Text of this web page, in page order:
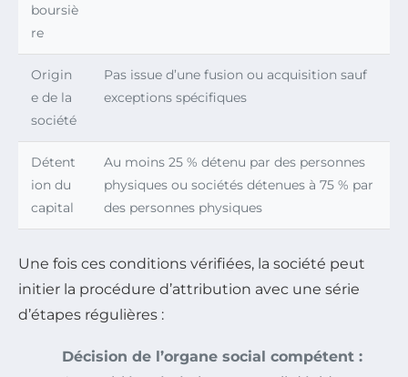
boursiè
re
Origin
e de la
société
Pas issue d’une fusion ou acquisition sauf
exceptions spécifiques
Détent
ion du
capital
Au moins 25 % détenu par des personnes
physiques ou sociétés détenues à 75 % par
des personnes physiques
Une fois ces conditions vérifiées, la société peut
initier la procédure d’attribution avec une série
d’étapes régulières :
Décision de l’organe social compétent :